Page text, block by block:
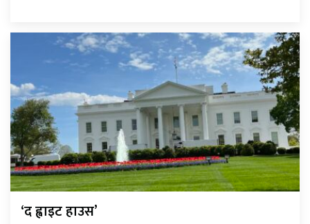
‘द ह्वाइट हाउस’